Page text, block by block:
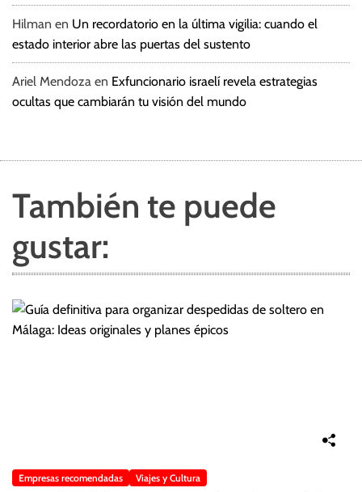
Hilman en Un recordatorio en la última vigilia: cuando el
estado interior abre las puertas del sustento
Ariel Mendoza en Exfuncionario israelí revela estrategias
ocultas que cambiarán tu visión del mundo
También te puede
gustar:
Empresas recomendadas Viajes y Cultura